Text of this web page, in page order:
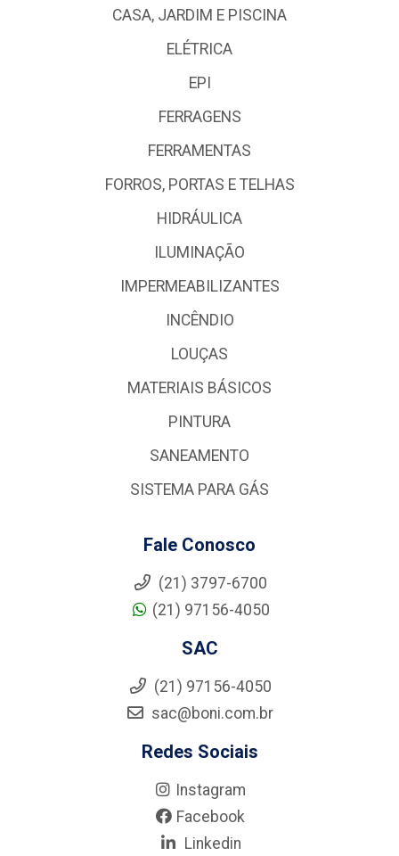
CASA, JARDIM E PISCINA
ELÉTRICA
EPI
FERRAGENS
FERRAMENTAS
FORROS, PORTAS E TELHAS
HIDRÁULICA
ILUMINAÇÃO
IMPERMEABILIZANTES
INCÊNDIO
LOUÇAS
MATERIAIS BÁSICOS
PINTURA
SANEAMENTO
SISTEMA PARA GÁS
Fale Conosco
(21) 3797-6700
(21) 97156-4050
SAC
(21) 97156-4050
sac@boni.com.br
Redes Sociais
Instagram
Facebook
Linkedin